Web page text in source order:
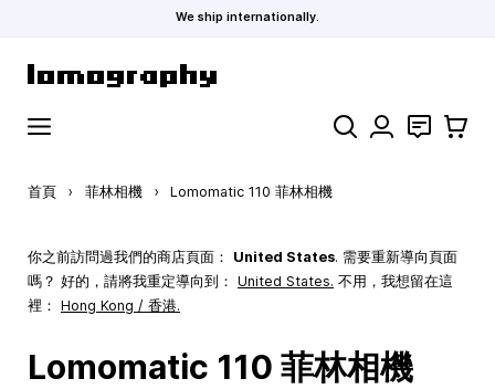
We ship internationally.
搜索 聯絡 購物車
首頁 › 菲林相機 › Lomomatic 110 菲林相機
你之前訪問過我們的商店頁面： United States. 需要重新導向頁面
嗎？ 好的，請將我重定導向到： United States. 不用，我想留在這
裡： Hong Kong / 香港.
Lomomatic 110 菲林相機